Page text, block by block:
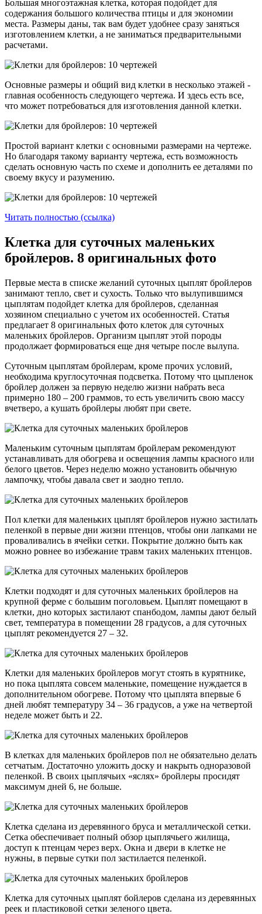
Большая многоэтажная клетка, которая подойдет для
содержания большого количества птицы и для экономии
места. Размеры даны, так вам будет удобнее сразу заняться
изготовлением клетки, а не заниматься предварительными
расчетами.
Основные размеры и общий вид клетки в несколько этажей -
главная особенность следующего чертежа. И здесь есть все,
что может потребоваться для изготовления данной клетки.
Простой вариант клетки с основными размерами на чертеже.
Но благодаря такому варианту чертежа, есть возможность
сделать основную часть по схеме и дополнить ее деталями по
своему вкусу и разумению.
Читать полностью (ссылка)
Клетка для суточных маленьких
бройлеров. 8 оригинальных фото
Первые места в списке желаний суточных цыплят бройлеров
занимают тепло, свет и сухость. Только что вылупившимся
цыплятам подойдет клетка для бройлеров, сделанная
хозяином специально с учетом их особенностей. Статья
предлагает 8 оригинальных фото клеток для суточных
маленьких бройлеров. Организм цыплят этой породы
продолжает формироваться еще дня четыре после вылупа.
Суточным цыплятам бройлерам, кроме прочих условий,
необходима круглосуточная подсветка. Потому что цыпленок
бройлер должен за первую неделю жизни набрать веса
примерно 180 – 200 граммов, то есть увеличить свою массу
вчетверо, а кушать бройлеры любят при свете.
Маленьким суточным цыплятам бройлерам рекомендуют
устанавливать для обогрева и освещения лампы красного или
белого цветов. Через неделю можно установить обычную
лампочку, чтобы давала свет и заодно тепло.
Пол клетки для маленьких цыплят бройлеров нужно застилать
пеленкой в первые дни жизни птенцов, чтобы они лапками не
проваливались в ячейки сетки. Покрытие должно быть как
можно ровнее во избежание травм таких маленьких птенцов.
Клетки подходят и для суточных маленьких бройлеров на
крупной ферме с большим поголовьем. Цыплят помещают в
клетки, дно которых застилают спанбодом, лампы дают белый
свет, температура в помещении 28 градусов, а для суточных
цыплят рекомендуется 27 – 32.
Клетки для маленьких бройлеров могут стоять в курятнике,
но пока цыплята совсем маленькие, помещение нуждается в
дополнительном обогреве. Потому что цыплята впервые 6
дней любят температуру 34 – 36 градусов, а уже на четвертой
неделе может быть и 22.
В клетках для маленьких бройлеров пол не обязательно делать
сетчатым. Достаточно уложить доску и накрыть одноразовой
пеленкой. В своих цыплячьих «яслях» бройлеры просидят
максимум дней 6, не больше.
Клетка сделана из деревянного бруса и металлической сетки.
Сетка обеспечивает полный обзор цыплячьего жилища,
доступ к птенцам через верх. Окна и двери в клетке не
нужны, в первые сутки пол застилается пеленкой.
Клетка для суточных цыплят бойлеров сделана из деревянных
реек и пластиковой сетки зеленого цвета.